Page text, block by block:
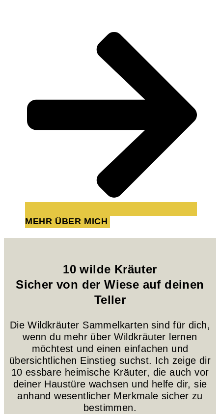
MEHR ÜBER MICH
10 wilde Kräuter
Sicher von der Wiese auf deinen
Teller
Die Wildkräuter Sammelkarten sind für dich,
wenn du mehr über Wildkräuter lernen
möchtest und einen einfachen und
übersichtlichen Einstieg suchst. Ich zeige dir
10 essbare heimische Kräuter, die auch vor
deiner Haustüre wachsen und helfe dir, sie
anhand wesentlicher Merkmale sicher zu
bestimmen.